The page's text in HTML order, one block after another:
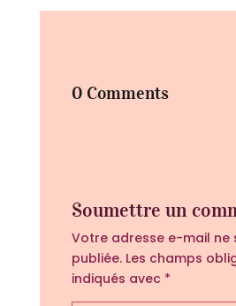
0 Comments
Soumettre un
Votre adresse e-mail ne
publiée. Les champs
indiqués avec *